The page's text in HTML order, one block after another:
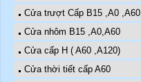
Cửa trượt Cấp B15 ,A0 ,A60
Cửa nhôm B15 ,A0,A60
Cửa cấp H ( A60 ,A120)
Cửa thời tiết cấp A60